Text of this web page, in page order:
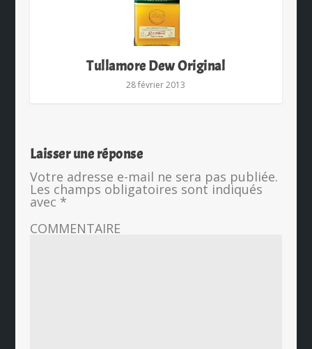
Tullamore Dew Original
28 février 2013
Laisser une réponse
Votre adresse e-mail ne sera pas publiée.
Les champs obligatoires sont indiqués
avec *
COMMENTAIRE